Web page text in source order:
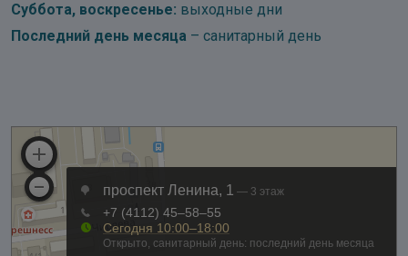
Суббота, воскресенье: выходные дни
Последний день месяца – санитарный день